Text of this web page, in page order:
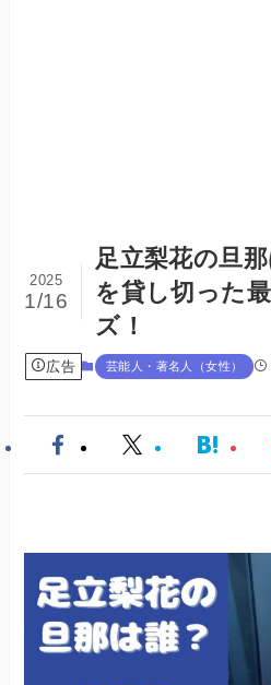
足立梨花の旦
を貸し切った
ズ！
2025
1/16
広告 芸能人・著名人（女性）